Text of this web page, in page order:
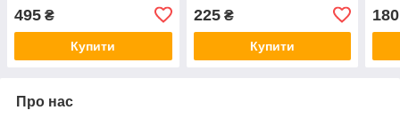
495 ₴
Купити
225₴
Купити
180
Про нас